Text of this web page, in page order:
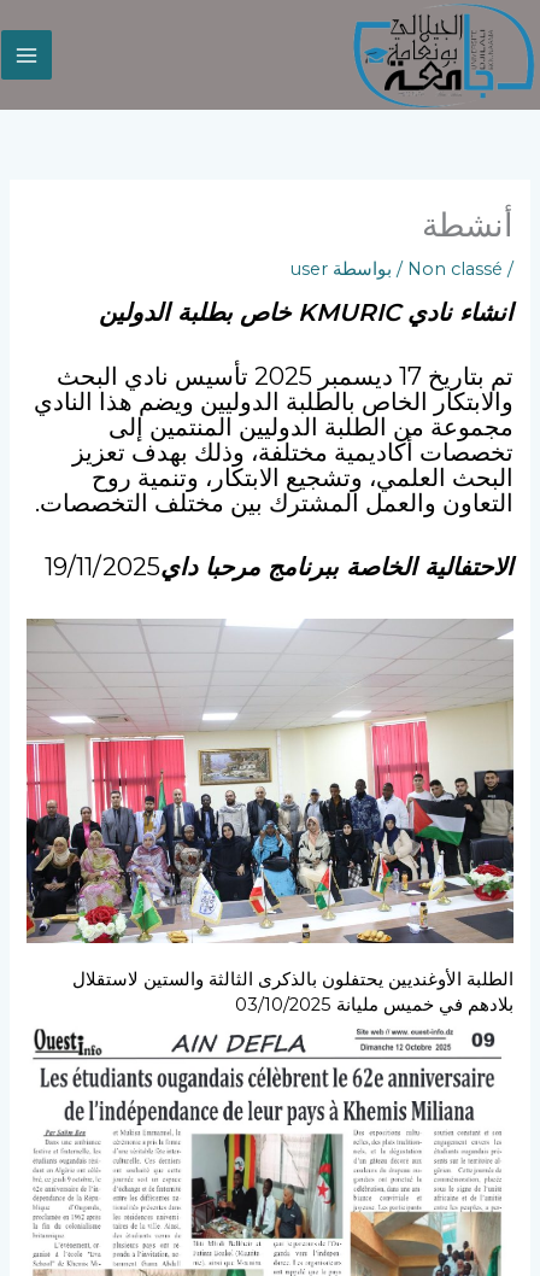
تخطي
إلى
المحتوى
أنشطة
/
Non classé / بواسطة user
انشاء نادي KMURIC خاص بطلبة الدولين
تم بتاريخ 17 ديسمبر 2025 تأسيس نادي البحث
والابتكار الخاص بالطلبة الدوليين ويضم هذا النادي
مجموعة من الطلبة الدوليين المنتمين إلى
تخصصات أكاديمية مختلفة، وذلك بهدف تعزيز
البحث العلمي، وتشجيع الابتكار، وتنمية روح
التعاون والعمل المشترك بين مختلف التخصصات.
الاحتفالية الخاصة ببرنامج مرحبا داي19/11/2025
الطلبة الأوغنديين يحتفلون بالذكرى الثالثة والستين لاستقلال
بلادهم في خميس مليانة 03/10/2025